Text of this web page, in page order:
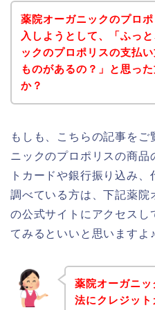
薬院オーガニックのプロ
入しようとして、「ふっ
ックのプロポリスの支払
ものがあるの？」と思っ
か？
もしも、こちらの記事を
ニックのプロポリスの商品
トカードや銀行振り込み
調べている方は、下記薬院
の公式サイトにアクセスし
てみるといいと思いますよ♪
薬院オーガニ
法にクレジッ